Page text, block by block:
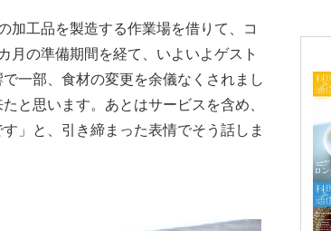
加工品を製造する作業場を借りて、コ
月の準備期間を経て、いよいよゲスト
一部、食材の変更を余儀なくされまし
と思います。あとはサービスを含め、
」と、引き締まった表情でそう話しま